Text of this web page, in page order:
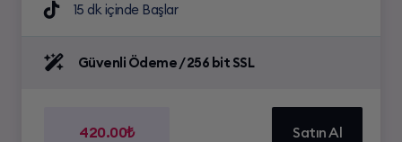
15 dk içinde Başlar
Güvenli Ödeme / 256 bit SSL
420.00₺ Satın Al